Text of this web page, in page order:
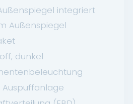
integriert
Außenspiegel
dunkel